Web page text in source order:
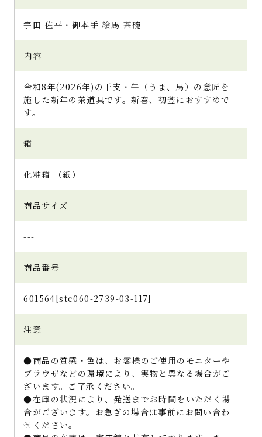
宇田 佐平・御本手 絵馬 茶碗
内容
令和8年(2026年)の干支・午（うま、馬）の意匠を
施した新年の茶道具です。新春、初釜におすすめで
す。
箱
化粧箱 （紙）
商品サイズ
---
商品番号
601564[stc060-2739-03-117]
注意
●商品の質感・色は、お客様のご使用のモニターや
ブラウザなどの環境により、実物と異なる場合がご
ざいます。ご了承ください。
●在庫の状況により、発送までお時間をいただく場
合がございます。お急ぎの場合は事前にお問い合わ
せください。